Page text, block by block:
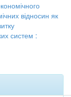
відносин як
систем :